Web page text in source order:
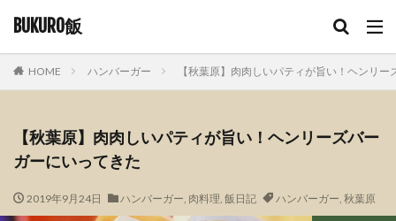
BUKURO飯
HOME ハンバーガー 【秋葉原】肉肉しいパティが旨い！ヘンリ
【秋葉原】肉肉しいパティが旨い！ヘンリーズバー
ガーにいってきた
2019年9月24日 ハンバーガー, 肉料理, 飯日記 ハンバーガー, 秋葉原